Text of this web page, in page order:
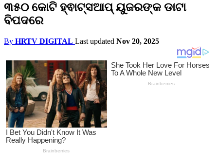
୩୫୦ କୋଟି ହ୍ଵାଟ୍ସଆପ୍ ୟୁଜରଙ୍କ ଡାଟା
ବିପଦରେ
By HRTV DIGITAL Last updated Nov 20, 2025